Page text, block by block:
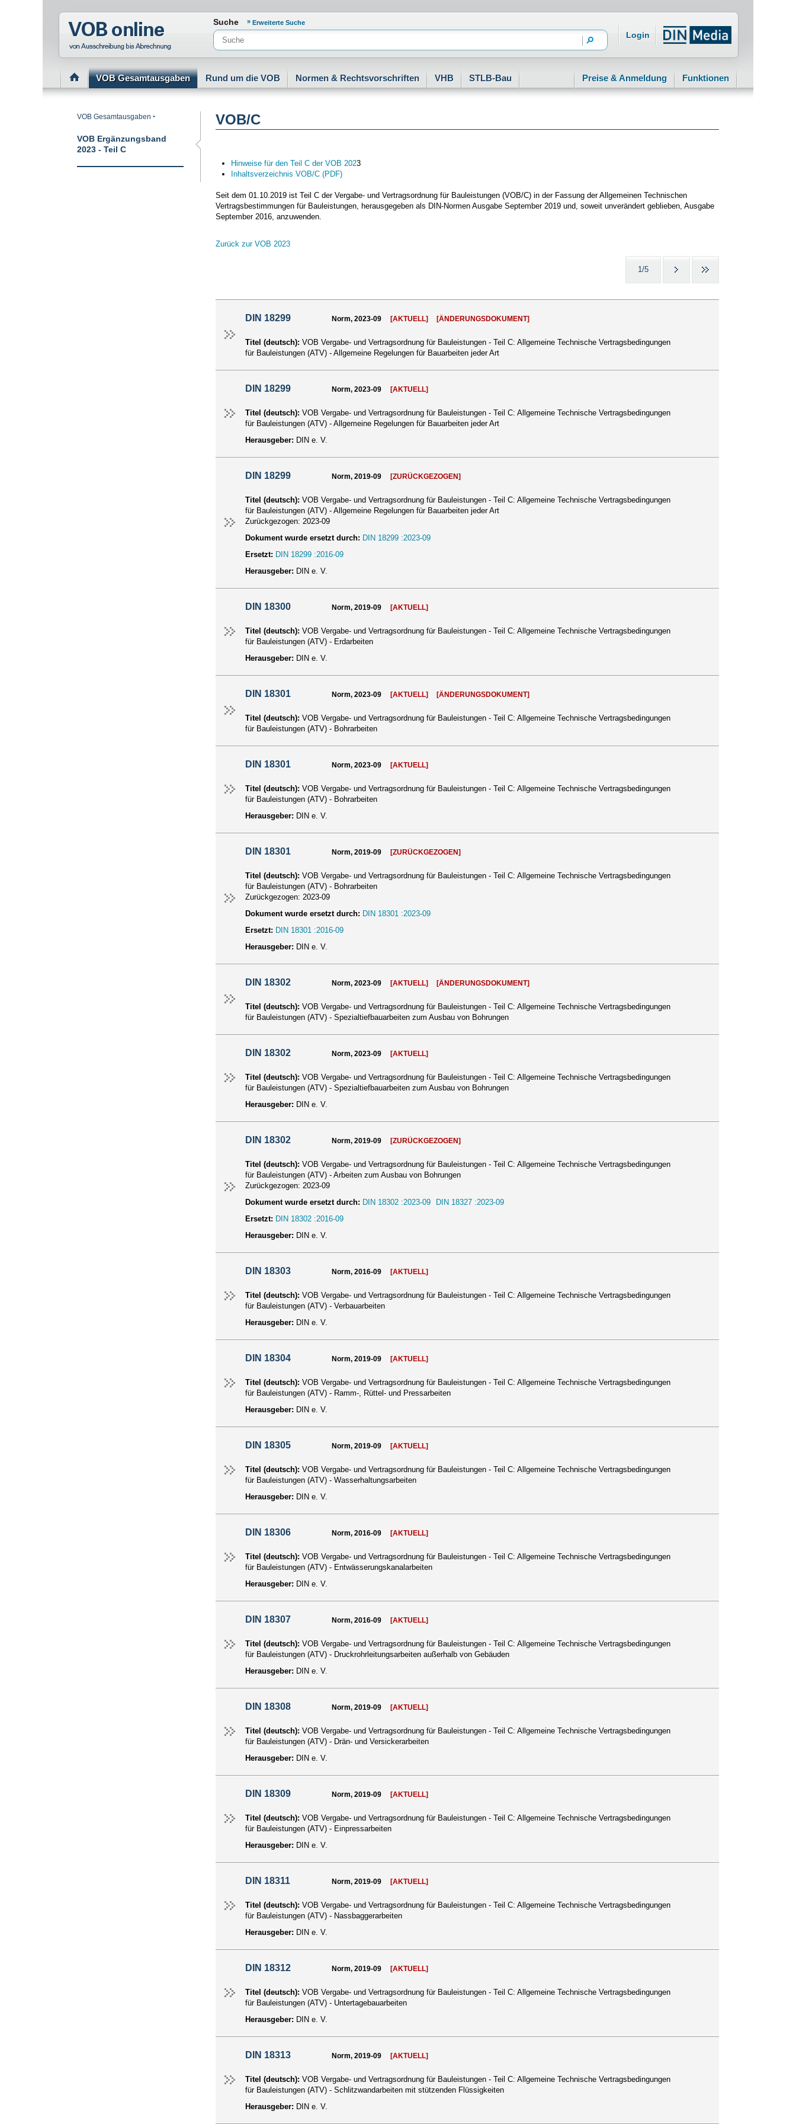
Normenportal Barrierefreiheit
Suche Erweiterte Suche
Login
VOB Gesamtausgaben Rund um die VOB Normen & Rechtsvorschriften VHB STLB-Bau Preise & Anmeldung Funktionen
VOB Gesamtausgaben
VOB Ergänzungsband
2023 - Teil C
VOB/C
Hinweise für den Teil C der VOB 2023
Inhaltsverzeichnis VOB/C (PDF)
Seit dem 01.10.2019 ist Teil C der Vergabe- und Vertragsordnung für Bauleistungen (VOB/C) in der Fassung der Allgemeinen Technischen
Vertragsbestimmungen für Bauleistungen, herausgegeben als DIN-Normen Ausgabe September 2019 und, soweit unverändert geblieben, Ausgabe
September 2016, anzuwenden.
Zurück zur VOB 2023
1/5
DIN 18299 Norm, 2023-09 [AKTUELL] [ÄNDERUNGSDOKUMENT]
Titel (deutsch): VOB Vergabe- und Vertragsordnung für Bauleistungen - Teil C: Allgemeine Technische Vertragsbedingungen
für Bauleistungen (ATV) - Allgemeine Regelungen für Bauarbeiten jeder Art
DIN 18299 Norm, 2023-09 [AKTUELL]
Titel (deutsch): VOB Vergabe- und Vertragsordnung für Bauleistungen - Teil C: Allgemeine Technische Vertragsbedingungen
für Bauleistungen (ATV) - Allgemeine Regelungen für Bauarbeiten jeder Art
Herausgeber: DIN e. V.
DIN 18299 Norm, 2019-09 [ZURÜCKGEZOGEN]
Titel (deutsch): VOB Vergabe- und Vertragsordnung für Bauleistungen - Teil C: Allgemeine Technische Vertragsbedingungen
für Bauleistungen (ATV) - Allgemeine Regelungen für Bauarbeiten jeder Art
Zurückgezogen: 2023-09
Dokument wurde ersetzt durch: DIN 18299 :2023-09
Ersetzt: DIN 18299 :2016-09
Herausgeber: DIN e. V.
DIN 18300 Norm, 2019-09 [AKTUELL]
Titel (deutsch): VOB Vergabe- und Vertragsordnung für Bauleistungen - Teil C: Allgemeine Technische Vertragsbedingungen
für Bauleistungen (ATV) - Erdarbeiten
Herausgeber: DIN e. V.
DIN 18301 Norm, 2023-09 [AKTUELL] [ÄNDERUNGSDOKUMENT]
Titel (deutsch): VOB Vergabe- und Vertragsordnung für Bauleistungen - Teil C: Allgemeine Technische Vertragsbedingungen
für Bauleistungen (ATV) - Bohrarbeiten
DIN 18301 Norm, 2023-09 [AKTUELL]
Titel (deutsch): VOB Vergabe- und Vertragsordnung für Bauleistungen - Teil C: Allgemeine Technische Vertragsbedingungen
für Bauleistungen (ATV) - Bohrarbeiten
Herausgeber: DIN e. V.
DIN 18301 Norm, 2019-09 [ZURÜCKGEZOGEN]
Titel (deutsch): VOB Vergabe- und Vertragsordnung für Bauleistungen - Teil C: Allgemeine Technische Vertragsbedingungen
für Bauleistungen (ATV) - Bohrarbeiten
Zurückgezogen: 2023-09
Dokument wurde ersetzt durch: DIN 18301 :2023-09
Ersetzt: DIN 18301 :2016-09
Herausgeber: DIN e. V.
DIN 18302 Norm, 2023-09 [AKTUELL] [ÄNDERUNGSDOKUMENT]
Titel (deutsch): VOB Vergabe- und Vertragsordnung für Bauleistungen - Teil C: Allgemeine Technische Vertragsbedingungen
für Bauleistungen (ATV) - Spezialtiefbauarbeiten zum Ausbau von Bohrungen
DIN 18302 Norm, 2023-09 [AKTUELL]
Titel (deutsch): VOB Vergabe- und Vertragsordnung für Bauleistungen - Teil C: Allgemeine Technische Vertragsbedingungen
für Bauleistungen (ATV) - Spezialtiefbauarbeiten zum Ausbau von Bohrungen
Herausgeber: DIN e. V.
DIN 18302 Norm, 2019-09 [ZURÜCKGEZOGEN]
Titel (deutsch): VOB Vergabe- und Vertragsordnung für Bauleistungen - Teil C: Allgemeine Technische Vertragsbedingungen
für Bauleistungen (ATV) - Arbeiten zum Ausbau von Bohrungen
Zurückgezogen: 2023-09
Dokument wurde ersetzt durch: DIN 18302 :2023-09
DIN 18327 :2023-09
Ersetzt: DIN 18302 :2016-09
Herausgeber: DIN e. V.
DIN 18303 Norm, 2016-09 [AKTUELL]
Titel (deutsch): VOB Vergabe- und Vertragsordnung für Bauleistungen - Teil C: Allgemeine Technische Vertragsbedingungen
für Bauleistungen (ATV) - Verbauarbeiten
Herausgeber: DIN e. V.
DIN 18304 Norm, 2019-09 [AKTUELL]
Titel (deutsch): VOB Vergabe- und Vertragsordnung für Bauleistungen - Teil C: Allgemeine Technische Vertragsbedingungen
für Bauleistungen (ATV) - Ramm-, Rüttel- und Pressarbeiten
Herausgeber: DIN e. V.
DIN 18305 Norm, 2019-09 [AKTUELL]
Titel (deutsch): VOB Vergabe- und Vertragsordnung für Bauleistungen - Teil C: Allgemeine Technische Vertragsbedingungen
für Bauleistungen (ATV) - Wasserhaltungsarbeiten
Herausgeber: DIN e. V.
DIN 18306 Norm, 2016-09 [AKTUELL]
Titel (deutsch): VOB Vergabe- und Vertragsordnung für Bauleistungen - Teil C: Allgemeine Technische Vertragsbedingungen
für Bauleistungen (ATV) - Entwässerungskanalarbeiten
Herausgeber: DIN e. V.
DIN 18307 Norm, 2016-09 [AKTUELL]
Titel (deutsch): VOB Vergabe- und Vertragsordnung für Bauleistungen - Teil C: Allgemeine Technische Vertragsbedingungen
für Bauleistungen (ATV) - Druckrohrleitungsarbeiten außerhalb von Gebäuden
Herausgeber: DIN e. V.
DIN 18308 Norm, 2019-09 [AKTUELL]
Titel (deutsch): VOB Vergabe- und Vertragsordnung für Bauleistungen - Teil C: Allgemeine Technische Vertragsbedingungen
für Bauleistungen (ATV) - Drän- und Versickerarbeiten
Herausgeber: DIN e. V.
DIN 18309 Norm, 2019-09 [AKTUELL]
Titel (deutsch): VOB Vergabe- und Vertragsordnung für Bauleistungen - Teil C: Allgemeine Technische Vertragsbedingungen
für Bauleistungen (ATV) - Einpressarbeiten
Herausgeber: DIN e. V.
DIN 18311 Norm, 2019-09 [AKTUELL]
Titel (deutsch): VOB Vergabe- und Vertragsordnung für Bauleistungen - Teil C: Allgemeine Technische Vertragsbedingungen
für Bauleistungen (ATV) - Nassbaggerarbeiten
Herausgeber: DIN e. V.
DIN 18312 Norm, 2019-09 [AKTUELL]
Titel (deutsch): VOB Vergabe- und Vertragsordnung für Bauleistungen - Teil C: Allgemeine Technische Vertragsbedingungen
für Bauleistungen (ATV) - Untertagebauarbeiten
Herausgeber: DIN e. V.
DIN 18313 Norm, 2019-09 [AKTUELL]
Titel (deutsch): VOB Vergabe- und Vertragsordnung für Bauleistungen - Teil C: Allgemeine Technische Vertragsbedingungen
für Bauleistungen (ATV) - Schlitzwandarbeiten mit stützenden Flüssigkeiten
Herausgeber: DIN e. V.